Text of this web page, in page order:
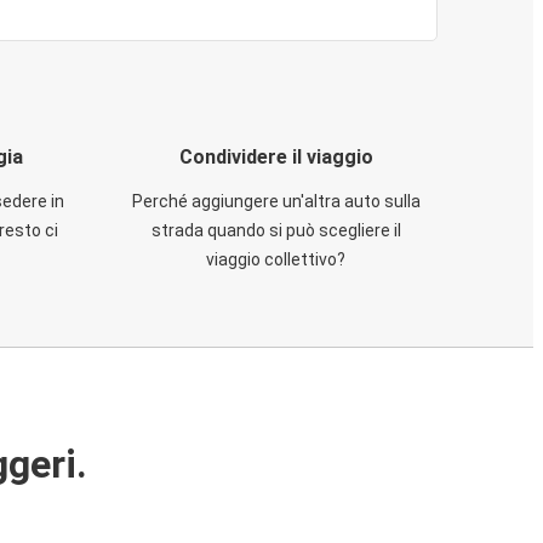
in
ci
Condividere il viaggio
Perché aggiungere un'altra auto sulla
strada quando si può scegliere il
viaggio collettivo?